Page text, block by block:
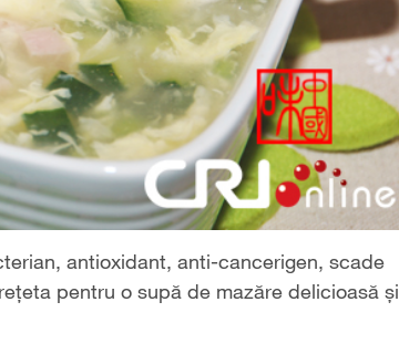
antioxidant, anti-cancerigen, scade
pentru o supă de mazăre delicioasă și